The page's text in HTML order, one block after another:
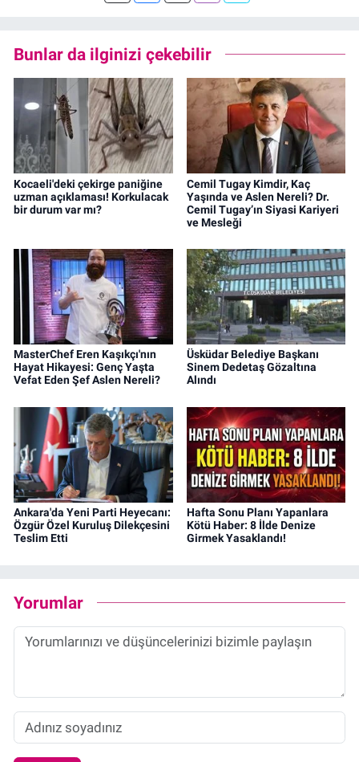
Bunlar da ilginizi çekebilir
Kocaeli'deki çekirge paniğine
uzman açıklaması! Korkulacak
bir durum var mı?
Cemil Tugay Kimdir, Kaç
Yaşında ve Aslen Nereli? Dr.
Cemil Tugay’ın Siyasi Kariyeri
ve Mesleği
MasterChef Eren Kaşıkçı'nın
Hayat Hikayesi: Genç Yaşta
Vefat Eden Şef Aslen Nereli?
Üsküdar Belediye Başkanı
Sinem Dedetaş Gözaltına
Alındı
Ankara'da Yeni Parti Heyecanı:
Özgür Özel Kuruluş Dilekçesini
Teslim Etti
Hafta Sonu Planı Yapanlara
Kötü Haber: 8 İlde Denize
Girmek Yasaklandı!
Yorumlar